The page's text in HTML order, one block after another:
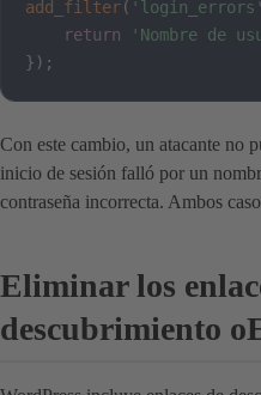
add_filter( 'login_errors'
return
'Nombre de
} ) ;
Con este cambio, un atacante no
inicio de sesión falló por un
contraseña incorrecta. Ambos
Eliminar los
descubrimiento